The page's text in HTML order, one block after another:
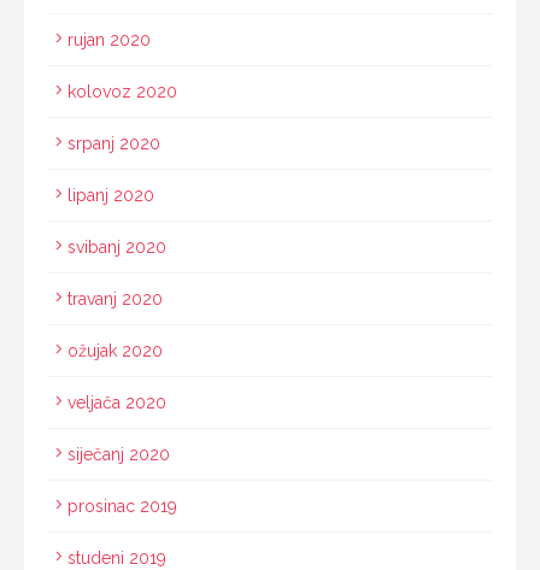
rujan 2020
kolovoz 2020
srpanj 2020
lipanj 2020
svibanj 2020
travanj 2020
ožujak 2020
veljača 2020
siječanj 2020
prosinac 2019
studeni 2019